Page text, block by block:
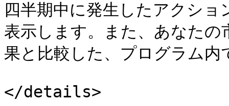
四半期中に発生したアクシ
表示します。また、あなた
果と比較した、プログラム
</details>